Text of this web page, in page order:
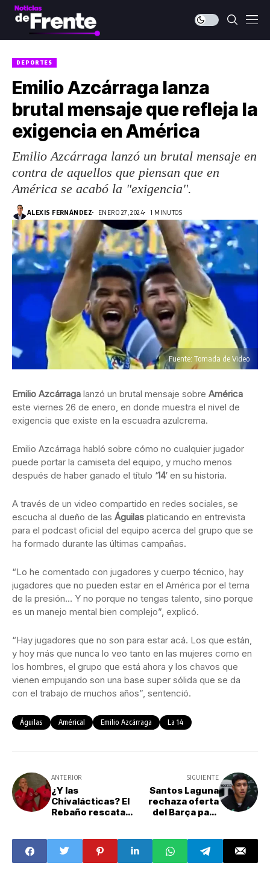
DEPORTES
Emilio Azcárraga lanza
brutal mensaje que refleja la
exigencia en América
Emilio Azcárraga lanzó un brutal mensaje en
contra de aquellos que piensan que en
América se acabó la "exigencia".
ALEXIS FERNÁNDEZ ENERO 27, 2024 1 MINUTOS
Fuente: Tomada de Video
Emilio Azcárraga lanzó un brutal mensaje sobre América
este viernes 26 de enero, en donde muestra el nivel de
exigencia que existe en la escuadra azulcrema.
Emilio Azcárraga habló sobre cómo no cualquier jugador
puede portar la camiseta del equipo, y mucho menos
después de haber ganado el título ‘14′ en su historia.
A través de un video compartido en redes sociales, se
escucha al dueño de las Águilas platicando en entrevista
para el podcast oficial del equipo acerca del grupo que se
ha formado durante las últimas campañas.
“Lo he comentado con jugadores y cuerpo técnico, hay
jugadores que no pueden estar en el América por el tema
de la presión… Y no porque no tengas talento, sino porque
es un manejo mental bien complejo”, explicó.
“Hay jugadores que no son para estar acá. Los que están,
y hoy más que nunca lo veo tanto en las mujeres como en
los hombres, el grupo que está ahora y los chavos que
vienen empujando son una base super sólida que se da
con el trabajo de muchos años”, sentenció.
Águilas Américal Emilio Azcárraga La 14
ANTERIOR
¿Y las
Chivalácticas? El
Rebaño rescata
Tijuana
SIGUIENTE
Santos Laguna
rechaza oferta
del Barça para